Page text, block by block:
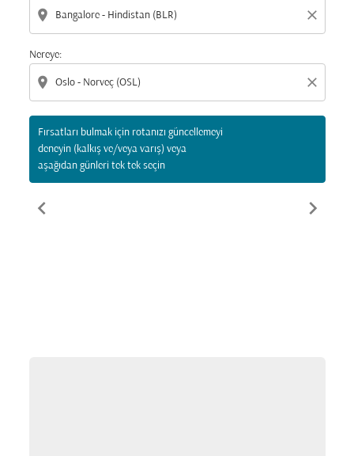
location_on close
Nereye:
location_on close
Fırsatları bulmak için rotanızı güncellemeyi
deneyin (kalkış ve/veya varış) veya
aşağıdan günleri tek tek seçin
chevron_left chevron_right